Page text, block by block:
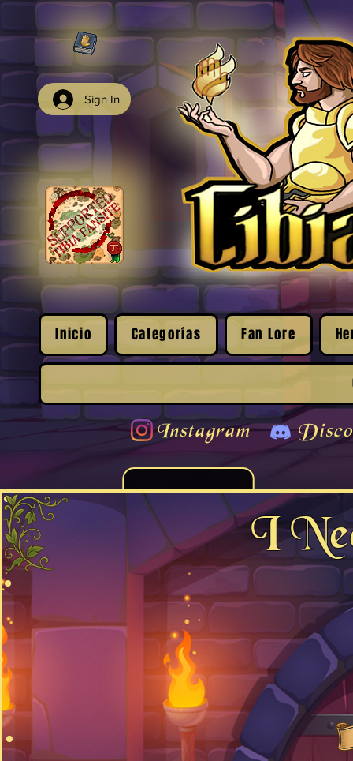
Sign In
Inicio Categorías Fan Lore
Instagram
I